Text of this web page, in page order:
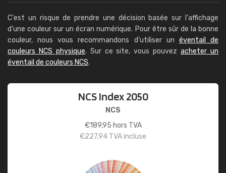
C'est un risque de prendre une décision basée sur l'affichage
d'une couleur sur un écran numérique. Pour être sûr de la bonne
couleur, nous vous recommandons d'utiliser un éventail de
couleurs NCS physique. Sur ce site, vous pouvezacheter un
éventail de couleurs NCS.
NCS Index 2050
NCS
€189,95 hors TVA
€227,94 TVA incluse